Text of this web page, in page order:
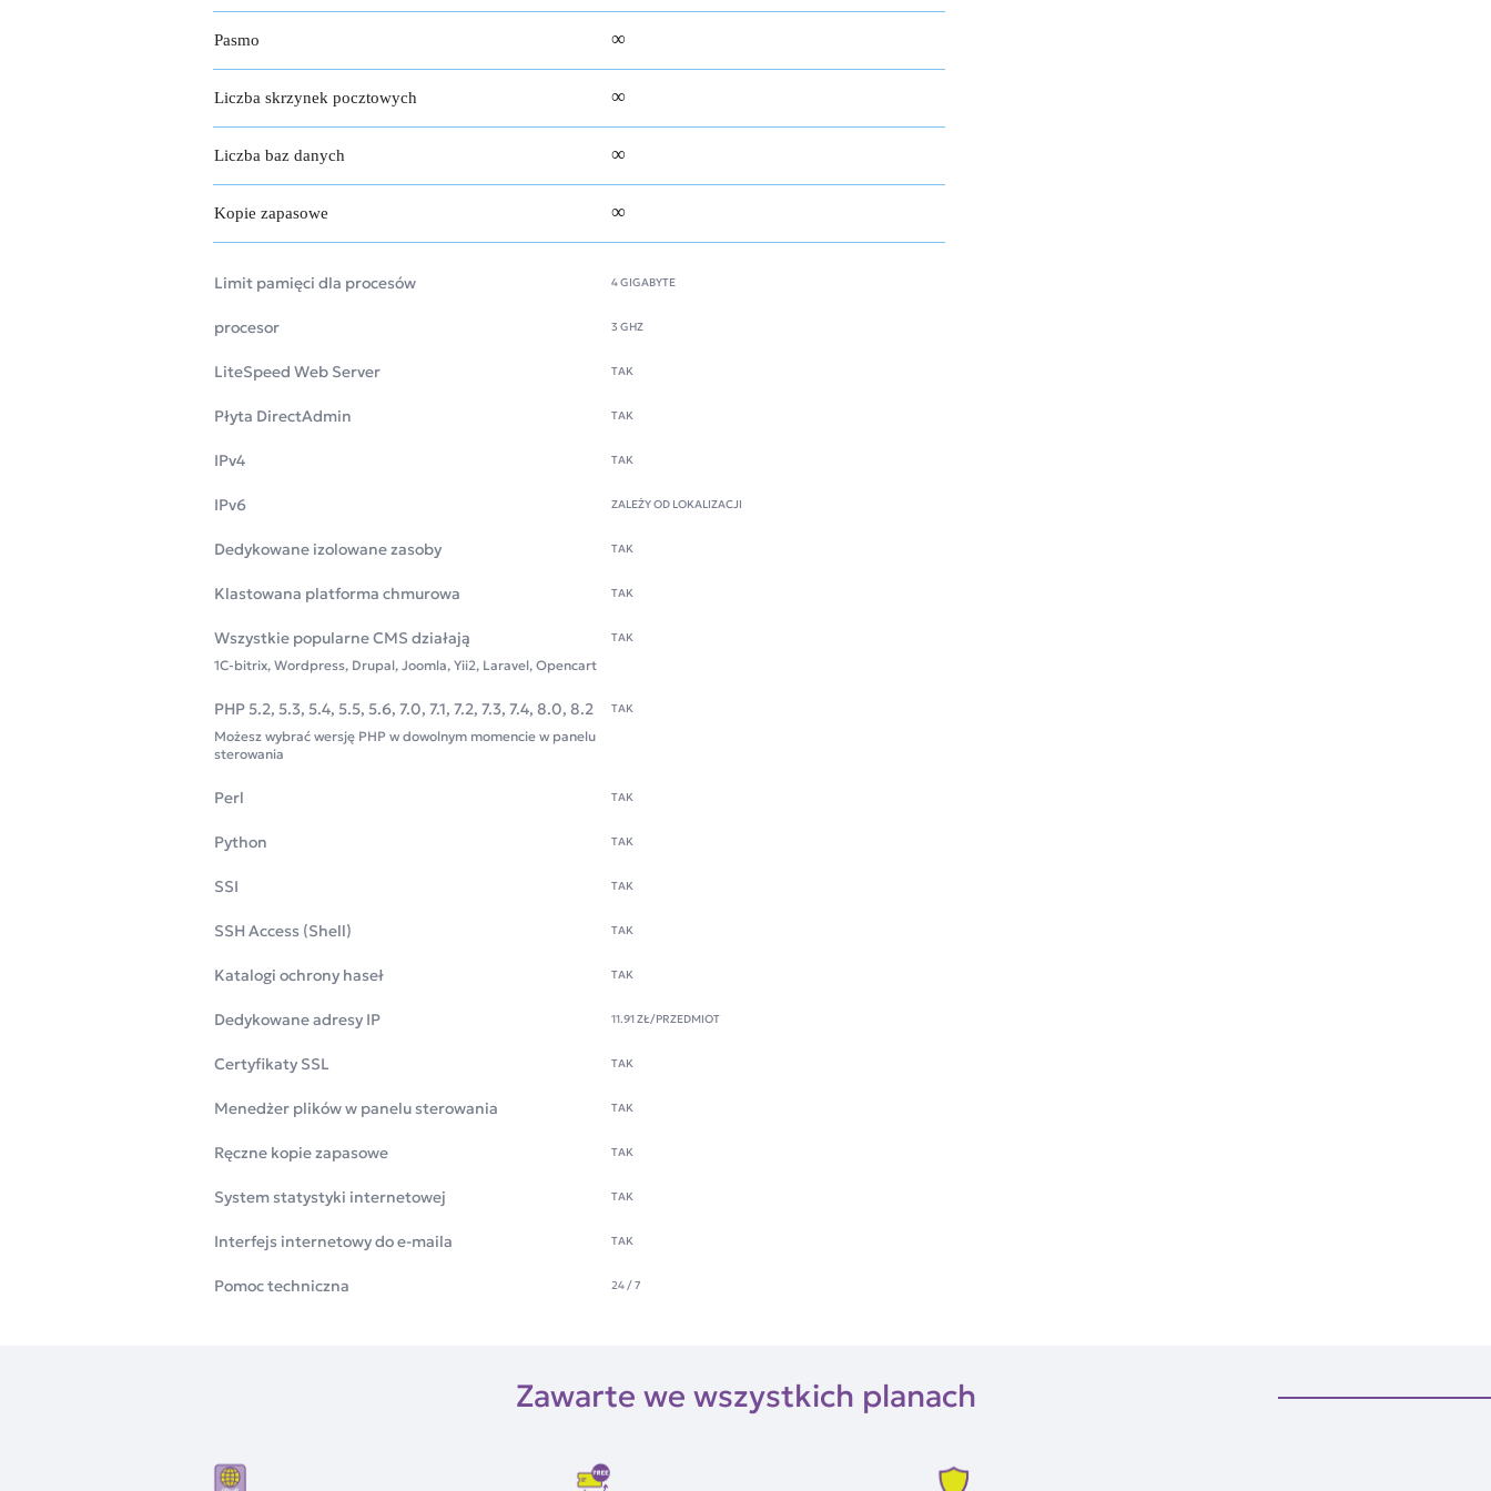
Pasmo ∞
Liczba skrzynek pocztowych ∞
Liczba baz danych ∞
Kopie zapasowe ∞
Limit pamięci dla procesów 4 GIGABYTE
procesor 3 GHZ
LiteSpeed Web Server TAK
Płyta DirectAdmin TAK
IPv4 TAK
IPv6 ZALEŻY OD LOKALIZACJI
Dedykowane izolowane zasoby TAK
Klastowana platforma chmurowa TAK
Wszystkie popularne CMS działają
1C-bitrix, Wordpress, Drupal, Joomla, Yii2, Laravel, Opencart
TAK
PHP 5.2, 5.3, 5.4, 5.5, 5.6, 7.0, 7.1, 7.2, 7.3, 7.4, 8.0, 8.2
Możesz wybrać wersję PHP w dowolnym momencie w panelu
sterowania
TAK
Perl TAK
Python TAK
SSI TAK
SSH Access (Shell) TAK
Katalogi ochrony haseł TAK
Dedykowane adresy IP 11.91 ZŁ/PRZEDMIOT
Certyfikaty SSL TAK
Menedżer plików w panelu sterowania TAK
Ręczne kopie zapasowe TAK
System statystyki internetowej TAK
Interfejs internetowy do e-maila TAK
Pomoc techniczna 24 / 7
Zawarte we wszystkich planach